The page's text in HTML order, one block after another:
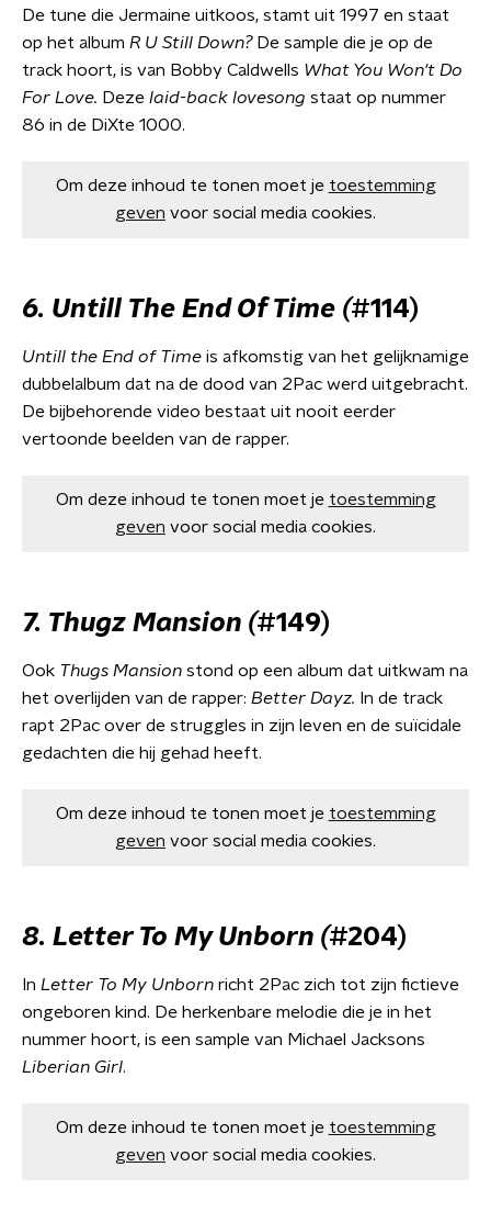
De tune die Jermaine uitkoos, stamt uit 1997 en staat
op het album R U Still Down? De sample die je op de
track hoort, is van Bobby Caldwells What You Won't Do
For Love. Deze laid-back lovesong staat op nummer
86 in de DiXte 1000.
Om deze inhoud te tonen moet je toestemming
geven voor social media cookies.
6. Untill The End Of Time (#114)
Untill the End of Time is afkomstig van het gelijknamige
dubbelalbum dat na de dood van 2Pac werd uitgebracht.
De bijbehorende video bestaat uit nooit eerder
vertoonde beelden van de rapper.
Om deze inhoud te tonen moet je toestemming
geven voor social media cookies.
7. Thugz Mansion (#149)
Ook Thugs Mansion stond op een album dat uitkwam na
het overlijden van de rapper: Better Dayz. In de track
rapt 2Pac over de struggles in zijn leven en de suïcidale
gedachten die hij gehad heeft.
Om deze inhoud te tonen moet je toestemming
geven voor social media cookies.
8. Letter To My Unborn (#204)
In Letter To My Unborn richt 2Pac zich tot zijn fictieve
ongeboren kind. De herkenbare melodie die je in het
nummer hoort, is een sample van Michael Jacksons
Liberian Girl.
Om deze inhoud te tonen moet je toestemming
geven voor social media cookies.